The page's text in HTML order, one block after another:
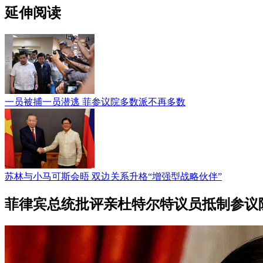
延伸阅读
一员被捕一员潜逃 菲参议院多数派不再多数
苏林与小马可斯会晤 双边关系升格“增强型战略伙伴”
菲律宾总统批评亲杜特尔特议员抵制参议